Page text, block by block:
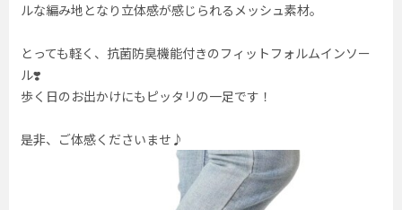
ルな編み地となり立体感が感じられるメッシュ素材。
とっても軽く、抗菌防臭機能付きのフィットフォルムインソー
ル❣️
歩く日のお出かけにもピッタリの一足です！
是非、ご体感くださいませ♪